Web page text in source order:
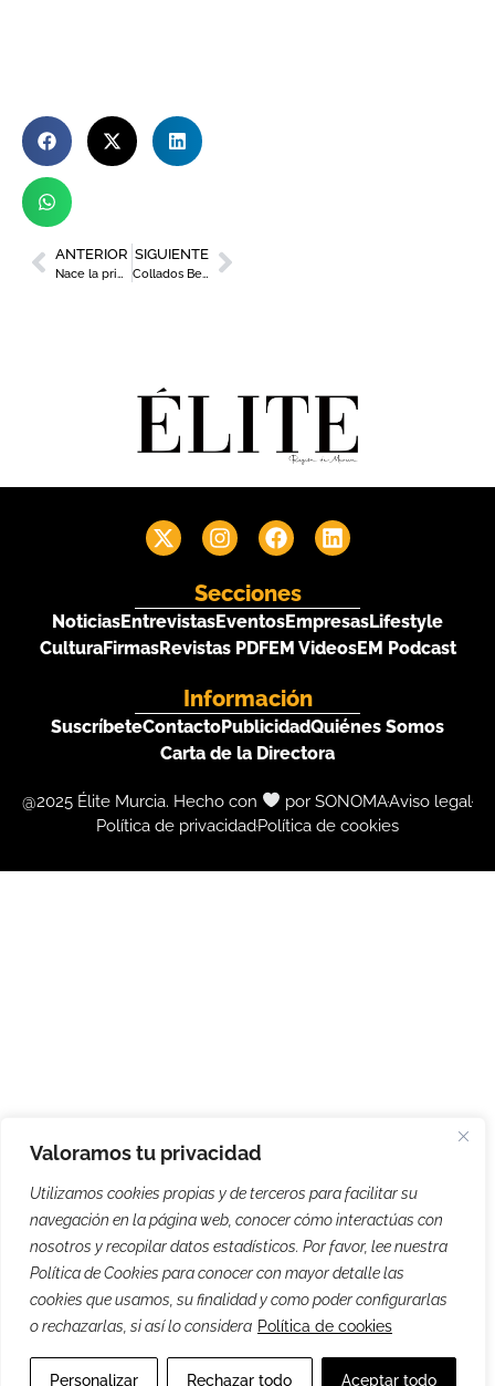
Valoramos tu privacidad
Utilizamos cookies propias y de terceros para facilitar su
navegación en la página web, conocer cómo interactúas con
nosotros y recopilar datos estadísticos. Por favor, lee nuestra
Política de Cookies para conocer con mayor detalle las
cookies que usamos, su finalidad y como poder configurarlas
o rechazarlas, si así lo considera Política de cookies
Personalizar Rechazar todo Aceptar todo
ANTERIOR
Nace la primera Asociación de Profesionales del Marketing Digital de la Región de Murcia
SIGUIENTE
Collados Beach tercer chiringuito favorito por los usuarios de la Guía Repsol
Secciones
NoticiasEntrevistasEventosEmpresasLifestyle
CulturaFirmasRevistas PDFEM VideosEM Podcast
Información
SuscríbeteContactoPublicidadQuiénes Somos
Carta de la Directora
@2025 Élite Murcia. Hecho con por SONOMAAviso legal
Política de privacidadPolítica de cookies